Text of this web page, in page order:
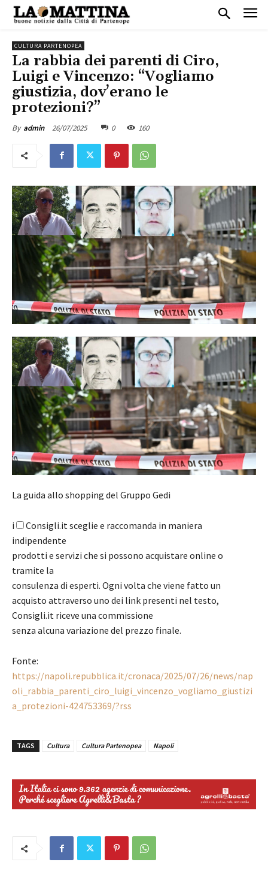
CULTURA PARTENOPEA
La rabbia dei parenti di Ciro,
Luigi e Vincenzo: “Vogliamo
giustizia, dov’erano le
protezioni?”
By admin 26/07/2025 0 160
La guida allo shopping del Gruppo Gedi
i
Consigli.it sceglie e raccomanda in maniera
indipendente
prodotti e servizi che si possono acquistare online o
tramite la
consulenza di esperti. Ogni volta che viene fatto un
acquisto attraverso uno dei link presenti nel testo,
Consigli.it riceve una commissione
senza alcuna variazione del prezzo finale.
Fonte:
https://napoli.repubblica.it/cronaca/2025/07/26/news/nap
oli_rabbia_parenti_ciro_luigi_vincenzo_vogliamo_giustizi
a_protezioni-424753369/?rss
TAGS Cultura Cultura Partenopea Napoli